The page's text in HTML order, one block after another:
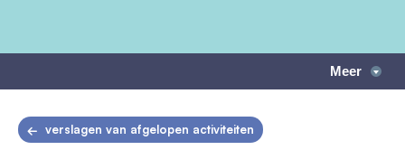
Meer
verslagen van afgelopen activiteiten